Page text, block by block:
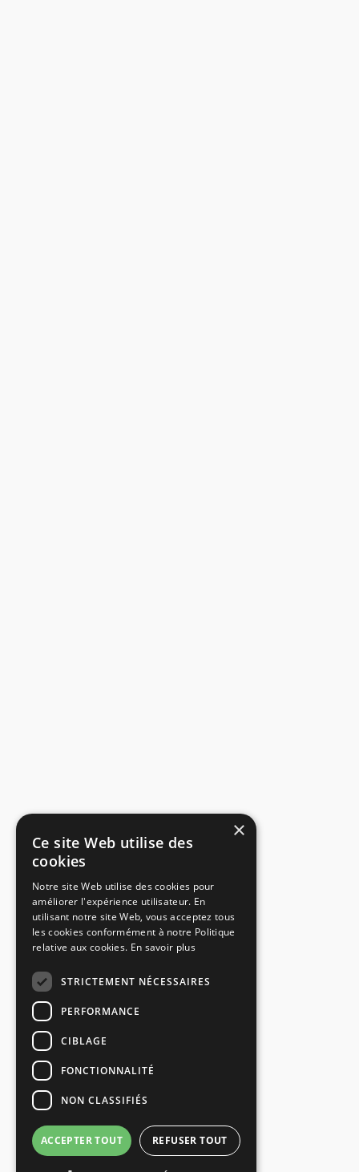
×
Ce site Web utilise des
cookies
Notre site Web utilise des cookies pour
améliorer l'expérience utilisateur. En
utilisant notre site Web, vous acceptez tous
les cookies conformément à notre Politique
relative aux cookies. En savoir plus
STRICTEMENT NÉCESSAIRES
PERFORMANCE
CIBLAGE
FONCTIONNALITÉ
NON CLASSIFIÉS
ACCEPTER TOUT REFUSER TOUT